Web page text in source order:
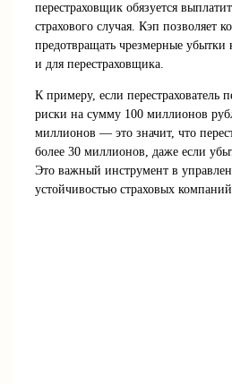
перестраховщик обязуется
страхового случая. Кэп позволяет
предотвращать чрезмерные убытки
и для перестраховщика.
К примеру, если перестрахователь
риски на сумму 100 миллионов
миллионов — это значит, что
более 30 миллионов, даже если
Это важный инструмент в
устойчивостью страховых компаний.